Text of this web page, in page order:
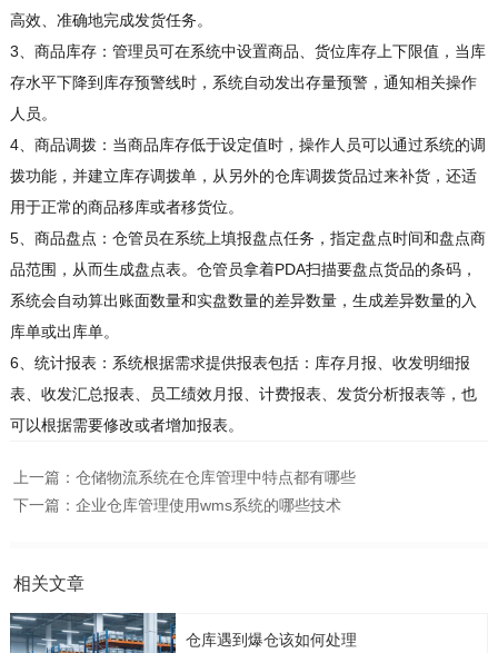
高效、准确地完成发货任务。
3、商品库存：管理员可在系统中设置商品、货位库存上下限值，当库
存水平下降到库存预警线时，系统自动发出存量预警，通知相关操作
人员。
4、商品调拨：当商品库存低于设定值时，操作人员可以通过系统的调
拨功能，并建立库存调拨单，从另外的仓库调拨货品过来补货，还适
用于正常的商品移库或者移货位。
5、商品盘点：仓管员在系统上填报盘点任务，指定盘点时间和盘点商
品范围，从而生成盘点表。仓管员拿着PDA扫描要盘点货品的条码，
系统会自动算出账面数量和实盘数量的差异数量，生成差异数量的入
库单或出库单。
6、统计报表：系统根据需求提供报表包括：库存月报、收发明细报
表、收发汇总报表、员工绩效月报、计费报表、发货分析报表等，也
可以根据需要修改或者增加报表。
上一篇： 仓储物流系统在仓库管理中特点都有哪些
下一篇： 企业仓库管理使用wms系统的哪些技术
相关文章
仓库遇到爆仓该如何处理